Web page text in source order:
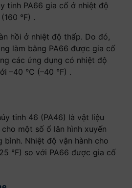
tinh PA66 gia cố ở nhiệt độ
°F) .
hồi ở nhiệt độ thấp. Do đó,
làm bằng PA66 được gia cố
các ứng dụng có nhiệt độ
–40 °C (–40 °F) .
tinh 46 (PA46) là vật liệu
một số ổ lăn hình xuyến
bình. Nhiệt độ vận hành cho
°F) so với PA66 được gia cố